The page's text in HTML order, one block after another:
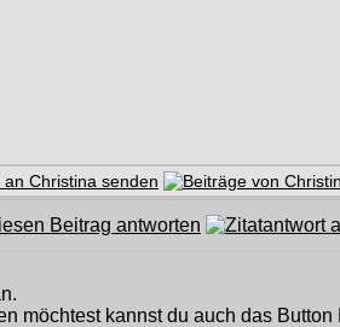
möchtest kannst du auch das Button